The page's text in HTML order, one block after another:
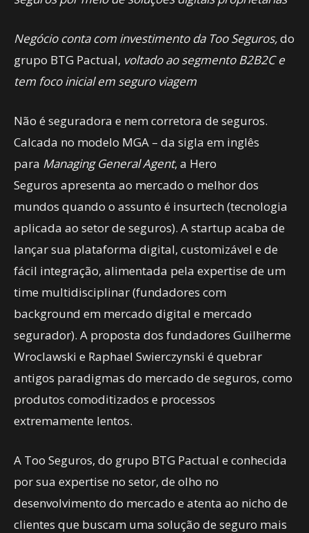
Negócio conta com investimento da Too Seguros,do
grupo BTG Pactual, voltado ao segmento B2B2C e
tem foco inicial em seguro viagem
Não é seguradora e nem corretora de seguros.
Calcada no modelo MGA – da sigla em inglês
para Managing General Agent, a Hero
Seguros apresenta ao mercado o melhor dos
mundos quando o assunto é insurtech (tecnologia
aplicada ao setor de seguros). A startup acaba de
lançar sua plataforma digital, customizável e de
fácil integração, alimentada pela expertise de um
time multidisciplinar (fundadores com
background em mercado digital e mercado
segurador). A proposta dos fundadores Guilherme
Wroclawski e Raphael Swierczynski é quebrar
antigos paradigmas do mercado de seguros, como
produtos comoditizados e processos
extremamente lentos.
A Too Seguros, do grupo BTG Pactual e conhecida
por sua expertise no setor, de olho no
desenvolvimento do mercado e atenta ao nicho de
clientes que buscam uma solução de seguro mais